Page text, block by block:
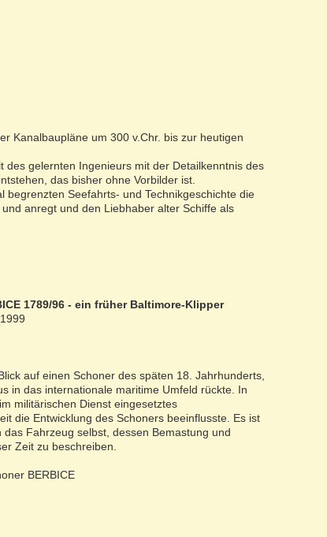
Kanalbaupläne um 300 v.Chr. bis zur heutigen
des gelernten Ingenieurs mit der Detailkenntnis des
das bisher ohne Vorbilder ist.
begrenzten Seefahrts- und Technikgeschichte die
anregt und den Liebhaber alter Schiffe als
1789/96 - ein früher Baltimore-Klipper
auf einen Schoner des späten 18. Jahrhunderts,
in das internationale maritime Umfeld rückte. In
militärischen Dienst eingesetztes
die Entwicklung des Schoners beeinflusste. Es ist
Fahrzeug selbst, dessen Bemastung und
Zeit zu beschreiben.
BERBICE